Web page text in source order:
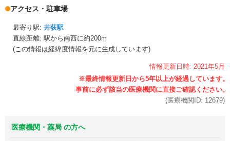
アクセス・駐車場
最寄り駅: 井荻駅
直線距離: 駅から南西に約200m
(この情報は経緯度情報を元に生成しています)
情報更新日時: 2021年5月
(医療機関ID: 12679)
医療機関・薬局 の方へ